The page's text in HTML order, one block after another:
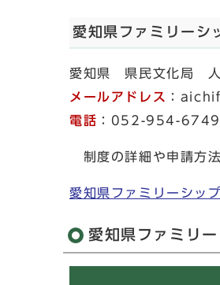
愛知県ファミリーシ
愛知県 県民文化局
メールアドレス
：
電話 ：052-954-6749
制度の詳細や申請方法
愛知県ファミリーシッ
愛知県ファミリ